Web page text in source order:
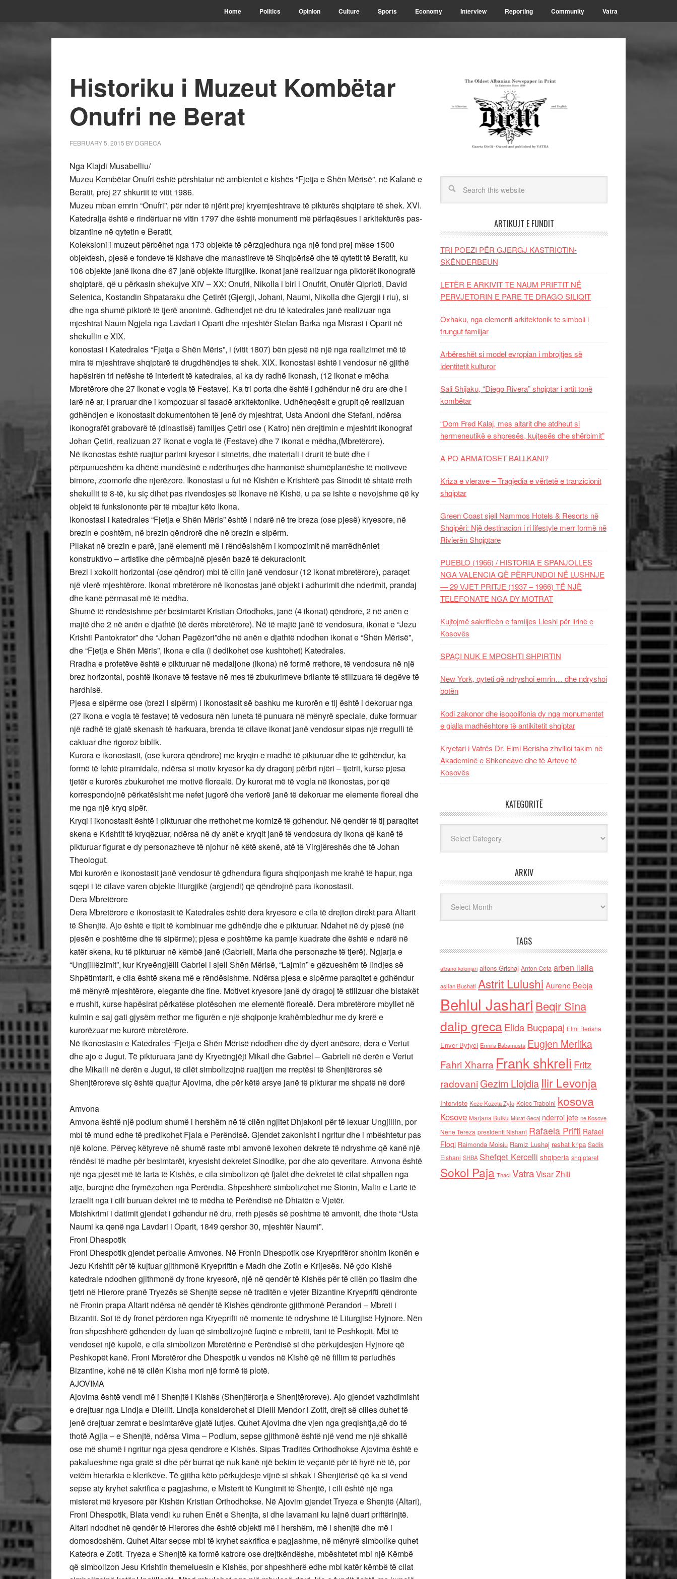
Home Politics Opinion Culture Sports Economy Interview Reporting Community Vatra
Historiku i Muzeut Kombëtar
Onufri ne Berat
FEBRUARY 5, 2015 BY DGRECA
Nga Klajdi Musabelliu/
Muzeu Kombëtar Onufri është përshtatur në ambientet e kishës “Fjetja e Shën Mërisë”, në Kalanë e
Beratit, prej 27 shkurtit të vitit 1986.
Muzeu mban emrin “Onufri”, për nder të njërit prej kryemjeshtrave të pikturës shqiptare të shek. XVI.
Katedralja është e rindërtuar në vitin 1797 dhe është monumenti më përfaqësues i arkitekturës pas-
bizantine në qytetin e Beratit.
Koleksioni i muzeut përbëhet nga 173 objekte të përzgjedhura nga një fond prej mëse 1500
objektesh, pjesë e fondeve të kishave dhe manastireve të Shqipërisë dhe të qytetit të Beratit, ku
106 objekte janë ikona dhe 67 janë objekte liturgjike. Ikonat janë realizuar nga piktorët ikonografë
shqiptarë, që u përkasin shekujve XIV – XX: Onufri, Nikolla i biri i Onufrit, Onufër Qiprioti, David
Selenica, Kostandin Shpataraku dhe Çetirët (Gjergji, Johani, Naumi, Nikolla dhe Gjergji i riu), si
dhe nga shumë piktorë të tjerë anonimë. Gdhendjet në dru të katedrales janë realizuar nga
mjeshtrat Naum Ngjela nga Lavdari i Oparit dhe mjeshtër Stefan Barka nga Misrasi i Oparit në
shekullin e XIX.
konostasi i Katedrales “Fjetja e Shën Mëris”, i (vitit 1807) bën pjesë në një nga realizimet më të
mira të mjeshtrave shqiptarë të drugdhëndjes të shek. XIX. Ikonostasi është i vendosur në gjithë
hapësirën tri nefëshe të interierit të katedrales, ai ka dy radhë ikonash, (12 ikonat e mëdha
Mbretërore dhe 27 ikonat e vogla të Festave). Ka tri porta dhe është i gdhëndur në dru are dhe i
larë në ar, i praruar dhe i kompozuar si fasadë arkitektonike. Udhëheqësit e grupit që realizuan
gdhëndjen e ikonostasit dokumentohen të jenë dy mjeshtrat, Usta Andoni dhe Stefani, ndërsa
ikonografët grabovarë të (dinastisë) familjes Çetiri ose ( Katro) nën drejtimin e mjeshtrit ikonograf
Johan Çetiri, realizuan 27 ikonat e vogla të (Festave) dhe 7 ikonat e mëdha,(Mbretërore).
Në ikonostas është ruajtur parimi kryesor i simetris, dhe materiali i drurit të butë dhe i
përpunueshëm ka dhënë mundësinë e ndërthurjes dhe harmonisë shumëplanëshe të motiveve
bimore, zoomorfe dhe njerëzore. Ikonostasi u fut në Kishën e Krishterë pas Sinodit të shtatë rreth
shekullit të 8-të, ku siç dihet pas rivendosjes së Ikonave në Kishë, u pa se ishte e nevojshme që ky
objekt të funksiononte për të mbajtur këto Ikona.
Ikonostasi i katedrales “Fjetja e Shën Mëris” është i ndarë në tre breza (ose pjesë) kryesore, në
brezin e poshtëm, në brezin qëndrorë dhe në brezin e sipërm.
Pllakat në brezin e parë, janë elementi më i rëndësishëm i kompozimit në marrëdhëniet
konstruktivo – artistike dhe përmbajnë pjesën bazë të dekuracionit.
Brezi i xokolit horizontal (ose qëndror) mbi të cilin janë vendosur (12 ikonat mbretërore), paraqet
një vlerë mjeshtërore. Ikonat mbretërore në ikonostas janë objekt i adhurimit dhe nderimit, prandaj
dhe kanë përmasat më të mëdha.
Shumë të rëndësishme për besimtarët Kristian Ortodhoks, janë (4 ikonat) qëndrore, 2 në anën e
majtë dhe 2 në anën e djathtë (të derës mbretërore). Në të majtë janë të vendosura, ikonat e “Jezu
Krishti Pantokrator” dhe “Johan Pagëzori”dhe në anën e djathtë ndodhen ikonat e “Shën Mërisë”,
dhe “Fjetja e Shën Mëris”, ikona e cila (i dedikohet ose kushtohet) Katedrales.
Rradha e profetëve është e pikturuar në medaljone (ikona) në formë rrethore, të vendosura në një
brez horizontal, poshtë ikonave të festave në mes të zbukurimeve brilante të stilizuara të degëve të
hardhisë.
Pjesa e sipërme ose (brezi i sipërm) i ikonostasit së bashku me kurorën e tij është i dekoruar nga
(27 ikona e vogla të festave) të vedosura nën luneta të punuara në mënyrë speciale, duke formuar
një radhë të gjatë skenash të harkuara, brenda të cilave ikonat janë vendosur sipas një rregulli të
caktuar dhe rigoroz biblik.
Kurora e ikonostasit, (ose kurora qëndrore) me kryqin e madhë të pikturuar dhe të gdhëndur, ka
formë të lehtë piramidale, ndërsa si motiv kryesor ka dy dragonj përbri njëri – tjetrit, kurse pjesa
tjetër e kurorës zbukurohet me motivë florealë. Dy kurorat më të vogla në ikonostas, por që
korrespondojnë përkatësisht me nefet jugorë dhe veriorë janë të dekoruar me elemente floreal dhe
me nga një kryq sipër.
Kryqi i ikonostasit është i pikturuar dhe rrethohet me kornizë të gdhendur. Në qendër të tij paraqitet
skena e Krishtit të kryqëzuar, ndërsa në dy anët e kryqit janë të vendosura dy ikona që kanë të
pikturuar figurat e dy personazheve të njohur në këtë skenë, atë të Virgjëreshës dhe të Johan
Theologut.
Mbi kurorën e ikonostasit janë vendosur të gdhendura figura shqiponjash me krahë të hapur, nga
sqepi i të cilave varen objekte liturgjikë (argjendi) që qëndrojnë para ikonostasit.
Dera Mbretërore
Dera Mbretërore e ikonostasit të Katedrales është dera kryesore e cila të drejton direkt para Altarit
të Shenjtë. Ajo është e tipit të kombinuar me gdhëndje dhe e pikturuar. Ndahet në dy pjesë (në
pjesën e poshtëme dhe të sipërme); pjesa e poshtëme ka pamje kuadrate dhe është e ndarë në
katër skena, ku të pikturuar në këmbë janë (Gabrieli, Maria dhe personazhe të tjerë). Ngjarja e
“Ungjillëzimit”, kur Kryeëngjëlli Gabriel i sjell Shën Mërisë, “Lajmin” e gëzueshëm të lindjes së
Shpëtimtarit, e cila është skena më e rëndësishme. Ndërsa pjesa e sipërme paraqitet e gdhëndur
më mënyrë mjeshtërore, elegante dhe fine. Motivet kryesore janë dy dragoj të stilizuar dhe bistakët
e rrushit, kurse hapësirat përkatëse plotësohen me elementë florealë. Dera mbretërore mbyllet në
kulmin e saj gati gjysëm rrethor me figurën e një shqiponje krahëmbledhur me dy krerë e
kurorëzuar me kurorë mbretërore.
Në ikonostasin e Katedrales “Fjetja e Shën Mërisë ndodhen dhe dy dyert anësore, dera e Veriut
dhe ajo e Jugut. Të pikturuara janë dy Kryeëngjëjt Mikail dhe Gabriel – Gabrieli në derën e Veriut
dhe Mikaili në derën e Jugut, të cilët simbolizojnë ruajtjen me rreptësi të Shenjtërores së
Shenjtëroreve siç është quajtur Ajovima, dhe për këtë arsye janë të pikturar me shpatë në dorë
Amvona
Amvona është një podium shumë i hershëm në të cilën ngjitet Dhjakoni për të lexuar Ungjillin, por
mbi të mund edhe të predikohet Fjala e Perëndisë. Gjendet zakonisht i ngritur dhe i mbështetur pas
një kolone. Përveç këtyreve në shumë raste mbi amvonë lexohen dekrete të ndryshme që kanë një
rëndësi të madhe për besimtarët, kryesisht dekretet Sinodike, por dhe ato qeveritare. Amvona është
një nga pjesët më të larta të Kishës, e cila simbolizon që fjalët dhe dekretet të cilat shpallen nga
atje, burojnë dhe frymëzohen nga Perëndia. Shpeshherë simbolizohet me Sionin, Malin e Lartë të
Izraelit nga i cili buruan dekret më të mëdha të Perëndisë në Dhiatën e Vjetër.
Mbishkrimi i datimit gjendet i gdhendur në dru, rreth pjesës së poshtme të amvonit, dhe thote “Usta
Naumi ka qenë nga Lavdari i Oparit, 1849 qershor 30, mjeshtër Naumi”.
Froni Dhespotik
Froni Dhespotik gjendet perballe Amvones. Në Fronin Dhespotik ose Kryeprifëror shohim Ikonën e
Jezu Krishtit për të kujtuar gjithmonë Kryepriftin e Madh dhe Zotin e Krijesës. Në çdo Kishë
katedrale ndodhen gjithmonë dy frone kryesorë, një në qendër të Kishës për të cilën po flasim dhe
tjetri në Hierore pranë Tryezës së Shenjtë sepse në traditën e vjetër Bizantine Kryeprifti qëndronte
në Fronin prapa Altarit ndërsa në qendër të Kishës qëndronte gjithmonë Perandori – Mbreti i
Bizantit. Sot të dy fronet përdoren nga Kryeprifti në momente të ndryshme të Liturgjisë Hyjnore. Nën
fron shpeshherë gdhenden dy luan që simbolizojnë fuqinë e mbretit, tani të Peshkopit. Mbi të
vendoset një kupolë, e cila simbolizon Mbretërinë e Perëndisë si dhe përkujdesjen Hyjnore që
Peshkopët kanë. Froni Mbretëror dhe Dhespotik u vendos në Kishë që në fillim të periudhës
Bizantine, kohë në të cilën Kisha mori një formë të plotë.
AJOVIMA
Ajovima është vendi më i Shenjtë i Kishës (Shenjtërorja e Shenjtëroreve). Ajo gjendet vazhdimisht
e drejtuar nga Lindja e Diellit. Lindja konsiderohet si Dielli Mendor i Zotit, drejt së cilies duhet të
jenë drejtuar zemrat e besimtarëve gjatë lutjes. Quhet Ajovima dhe vjen nga greqishtja,që do të
thotë Agjia – e Shenjtë, ndërsa Vima – Podium, sepse gjithmonë është një vend me një shkallë
ose më shumë i ngritur nga pjesa qendrore e Kishës. Sipas Traditës Orthodhokse Ajovima është e
pakalueshme nga gratë si dhe për burrat që nuk kanë një bekim të veçantë për të hyrë në të, por
vetëm hierarkia e klerikëve. Të gjitha këto përkujdesje vijnë si shkak i Shenjtërisë që ka si vend
sepse aty kryhet sakrifica e pagjashme, e Misterit të Kungimit të Shenjtë, i cili është një nga
misteret më kryesore për Kishën Kristian Orthodhokse. Në Ajovim gjendet Tryeza e Shenjtë (Altari),
Froni Dhespotik, Blata vendi ku ruhen Enët e Shenjta, si dhe lavamani ku lajnë duart priftërinjtë.
Altari ndodhet në qendër të Hierores dhe është objekti më i hershëm, më i shenjtë dhe më i
domosdoshëm. Quhet Altar sepse mbi të kryhet sakrifica e pagjashme, në mënyrë simbolike quhet
Katedra e Zotit. Tryeza e Shenjtë ka formë katrore ose drejtkëndëshe, mbështetet mbi një Këmbë
që simbolizon Jesu Krishtin themeluesin e Kishës, por shpeshherë edhe mbi katër këmbë të cilat
ARTIKUJT E FUNDIT
TRI POEZI PËR GJERGJ KASTRIOTIN-
SKËNDERBEUN
LETËR E ARKIVIT TE NAUM PRIFTIT NË
PERVJETORIN E PARE TE DRAGO SILIQIT
Oxhaku, nga elementi arkitektonik te simboli i
trungut familjar
Arbëreshët si model evropian i mbrojtjes së
identitetit kulturor
Sali Shijaku, “Diego Rivera” shqiptar i artit tonë
kombëtar
“Dom Fred Kalaj, mes altarit dhe atdheut si
hermeneutikë e shpresës, kujtesës dhe shërbimit”
A PO ARMATOSET BALLKANI?
Kriza e vlerave – Tragjedia e vërtetë e tranzicionit
shqiptar
Green Coast sjell Nammos Hotels & Resorts në
Shqipëri: Një destinacion i ri lifestyle merr formë në
Rivierën Shqiptare
PUEBLO (1966) / HISTORIA E SPANJOLLES
NGA VALENCIA QË PËRFUNDOI NË LUSHNJE
— 29 VJET PRITJE (1937 – 1966) TË NJË
TELEFONATE NGA DY MOTRAT
Kujtojmë sakrificën e familjes Lleshi për lirinë e
Kosovës
SPAÇI NUK E MPOSHTI SHPIRTIN
New York, qyteti që ndryshoi emrin… dhe ndryshoi
botën
Kodi zakonor dhe isopolifonia dy nga monumentet
e gjalla madhështore të antikitetit shqiptar
Kryetari i Vatrës Dr. Elmi Berisha zhvilloi takim në
Akademinë e Shkencave dhe të Arteve të
Kosovës
KATEGORITË
ARKIV
TAGS
albano kolonjari alfons Grishaj Anton Cefa arben llalla
asllan Bushati Astrit Lulushi Aurenc Bebja
Behlul Jashari Beqir Sina
dalip grecaElida Buçpapaj Elmi Berisha
Enver Bytyci Ermira Babamusta Eugjen Merlika
Fahri Xharra Frank shkreli Fritz
radovaniGezim Llojdia Ilir Levonja
Interviste Keze Kozeta Zylo Kolec Traboini kosova
Kosove Marjana Bulku Murat Gecaj nderroi jete ne Kosove
Nene Tereza presidenti Nishani Rafaela Prifti Rafael
Floqi Raimonda Moisiu Ramiz Lushaj reshat kripa Sadik
Elshani SHBA Shefqet Kercelli shqiperia shqiptaret
Sokol Paja Thaci VatraVisar Zhiti